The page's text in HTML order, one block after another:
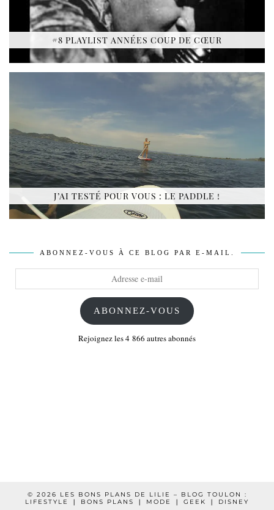
#8 PLAYLIST ANNÉES COUP DE CŒUR
J’AI TESTÉ POUR VOUS : LE PADDLE !
ABONNEZ-VOUS À CE BLOG PAR E-MAIL.
ABONNEZ-VOUS
Rejoignez les 4 866 autres abonnés
© 2026
LES BONS PLANS DE LILIE – BLOG TOULON :
LIFESTYLE ❘ BONS PLANS ❘ MODE ❘ GEEK ❘ DISNEY